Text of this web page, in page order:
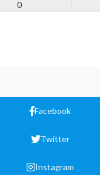
0
Facebook
Twitter
Instagram